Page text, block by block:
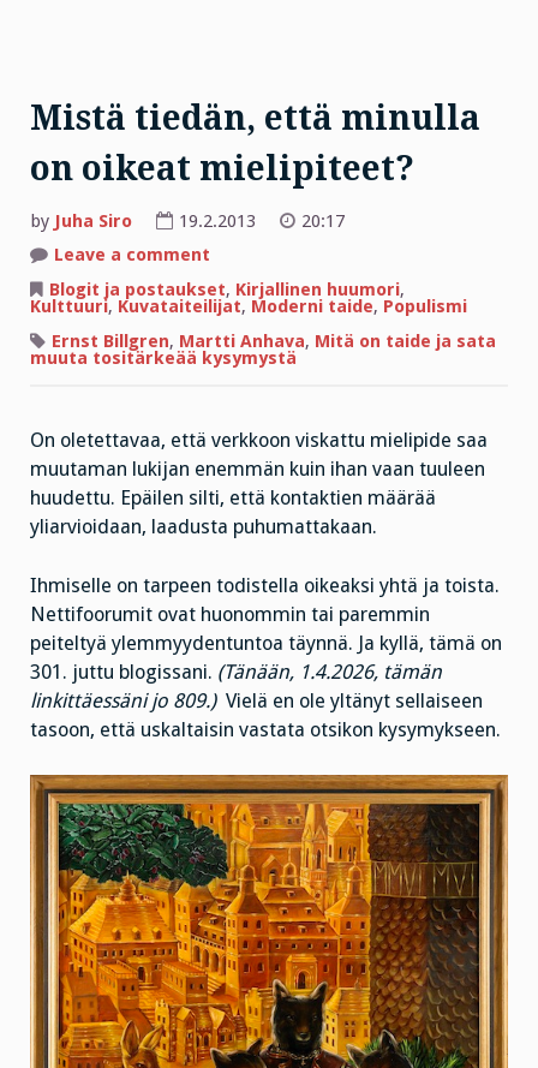
Mistä tiedän, että minulla
on oikeat mielipiteet?
by Juha Siro 19.2.2013
20:17
Leave a comment
tiedän,
että
minulla
on
oikeat
mielipiteet?
Blogit ja postaukset, Kirjallinen huumori,
Kulttuuri, Kuvataiteilijat, Moderni taide, Populismi
Ernst Billgren, Martti Anhava, Mitä on taide ja sata
muuta tositärkeää kysymystä
On oletettavaa, että verkkoon viskattu mielipide saa
muutaman lukijan enemmän kuin ihan vaan tuuleen
huudettu. Epäilen silti, että kontaktien määrää
yliarvioidaan, laadusta puhumattakaan.
Ihmiselle on tarpeen todistella oikeaksi yhtä ja toista.
Nettifoorumit ovat huonommin tai paremmin
peiteltyä ylemmyydentuntoa täynnä. Ja kyllä, tämä on
301. juttu blogissani. (Tänään, 1.4.2026, tämän
linkittäessäni jo 809.)Vielä en ole yltänyt sellaiseen
tasoon, että uskaltaisin vastata otsikon kysymykseen.